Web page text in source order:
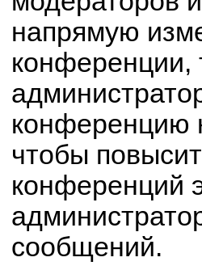
напрямую
конференции,
конференцию
чтобы
конференций
сообщений.